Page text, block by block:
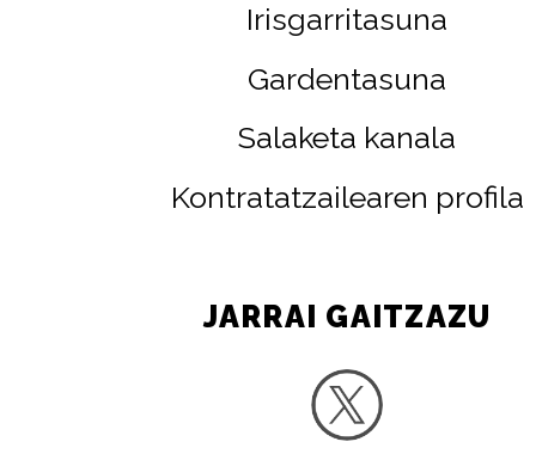
Irisgarritasuna
Gardentasuna
Salaketa kanala
Kontratatzailearen profila
JARRAI GAITZAZU